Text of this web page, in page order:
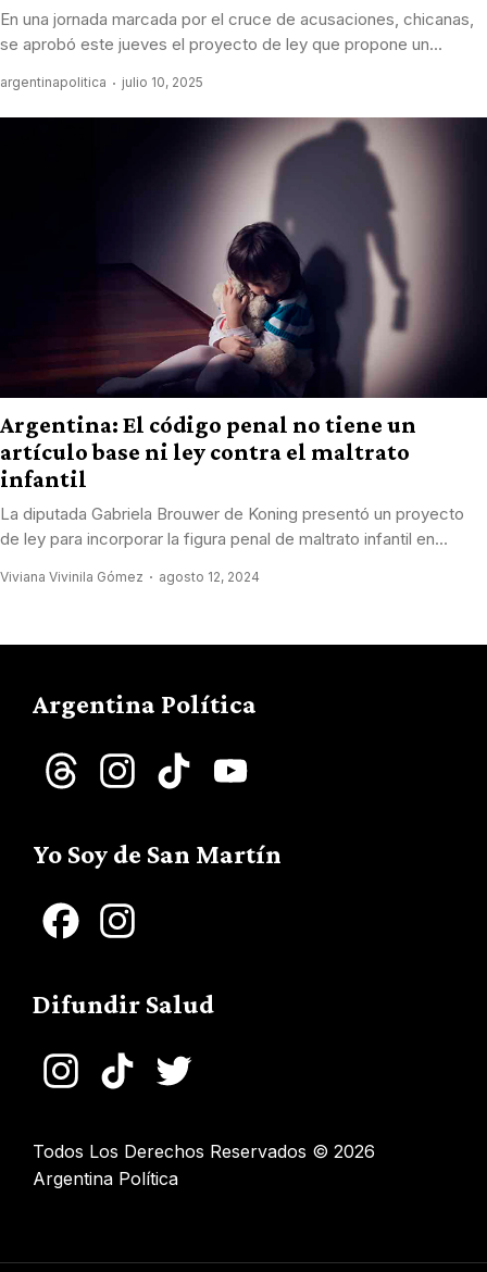
En una jornada marcada por el cruce de acusaciones, chicanas,
se aprobó este jueves el proyecto de ley que propone un...
argentinapolitica julio 10, 2025
Argentina: El código penal no tiene un
artículo base ni ley contra el maltrato
infantil
La diputada Gabriela Brouwer de Koning presentó un proyecto
de ley para incorporar la figura penal de maltrato infantil en...
Viviana Vivinila Gómez agosto 12, 2024
Argentina Política
Threads InstagramTikTok
Yo Soy de San Martín
Facebook
Difundir Salud
InstagramTikTok
Todos Los Derechos Reservados © 2026
Argentina Política